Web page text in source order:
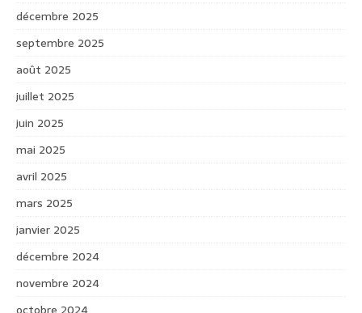
décembre 2025
septembre 2025
août 2025
juillet 2025
juin 2025
mai 2025
avril 2025
mars 2025
janvier 2025
décembre 2024
novembre 2024